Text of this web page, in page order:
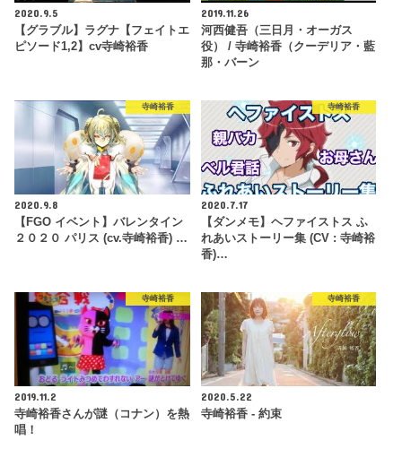
2020.9.5
【グラブル】ラグナ【フェイトエ
ピソード1,2】cv寺崎裕香
2019.11.26
河西健吾（三日月・オーガス
役） / 寺崎裕香（クーデリア・藍
那・バーン
寺崎裕香
2020.9.8
【FGO イベント】バレンタイン
２０２０ パリス (cv.寺崎裕香) …
寺崎裕香
2020.7.17
【ダンメモ】ヘファイストス ふ
れあいストーリー集 (CV : 寺崎裕
香)…
寺崎裕香
2019.11.2
寺崎裕香さんが謎（コナン）を熱
唱！
寺崎裕香
2020.5.22
寺崎裕香 - 約束